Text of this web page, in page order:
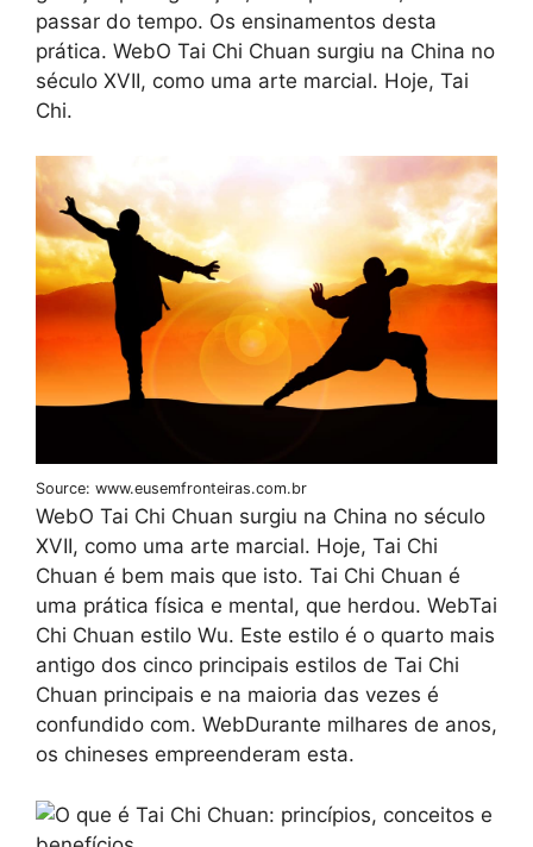
passar do tempo. Os ensinamentos desta
prática. WebO Tai Chi Chuan surgiu na China no
século XVII, como uma arte marcial. Hoje, Tai
Chi.
Source: www.eusemfronteiras.com.br
WebO Tai Chi Chuan surgiu na China no século
XVII, como uma arte marcial. Hoje, Tai Chi
Chuan é bem mais que isto. Tai Chi Chuan é
uma prática física e mental, que herdou. WebTai
Chi Chuan estilo Wu. Este estilo é o quarto mais
antigo dos cinco principais estilos de Tai Chi
Chuan principais e na maioria das vezes é
confundido com. WebDurante milhares de anos,
os chineses empreenderam esta.